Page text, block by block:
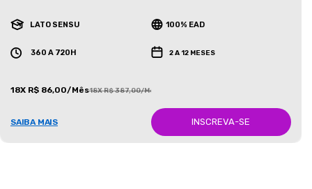
LATO SENSU 100% EAD
360 A 720H 2 A 12 MESES
18X R$ 86,00/Mês18X R$ 387,00/Mês
SAIBA MAIS INSCREVA-SE